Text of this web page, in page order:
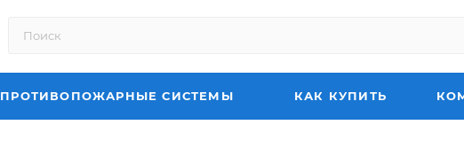
ПРОТИВОПОЖАРНЫЕ СИСТЕМЫ КАК КУПИТЬ